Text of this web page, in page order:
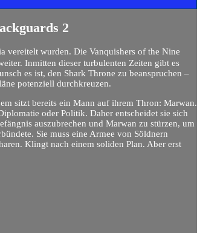
2
vereitelt wurden. Die Vanquishers of the Nine
Inmitten dieser turbulenten Zeiten gibt es
es ist, den Shark Throne zu beanspruchen –
potenziell durchkreuzen​.
sitzt bereits ein Mann auf ihrem Thron: Marwan.
oder Politik. Daher entscheidet sie sich
auszubrechen und Marwan zu stürzen, um
Sie muss eine Armee von Söldnern
Klingt nach einem soliden Plan. Aber erst